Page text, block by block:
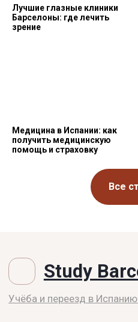
Лучшие глазные клиники
Барселоны: где лечить
зрение
Медицина в Испании: как
получить медицинскую
помощь и страховку
Все